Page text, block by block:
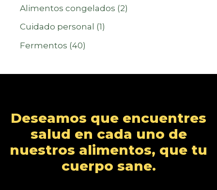
9
t
o
s
Alimentos congelados 22
d
t
o
s
Cuidado personal 11
o
c
t
o
Fermentos 404
Deseamos que encuentres
salud en cada uno de
nuestros alimentos, que tu
cuerpo sane.